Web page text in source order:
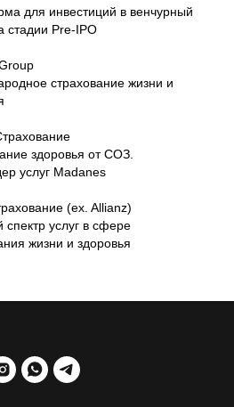
для инвестиций в венчурный
стадии Pre-IPO
страхование жизни и
здоровья от СОЗ.
услуг Madanes
(ex. Allianz)
спектр услуг в сфере
жизни и здоровья